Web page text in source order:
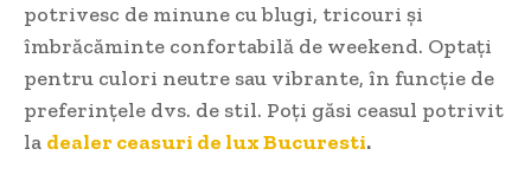
potrivesc de minune cu blugi, tricouri și
îmbrăcăminte confortabilă de weekend. Optați
pentru culori neutre sau vibrante, în funcție de
preferințele dvs. de stil. Poți găsi ceasul potrivit
la dealer ceasuri de lux Bucuresti.